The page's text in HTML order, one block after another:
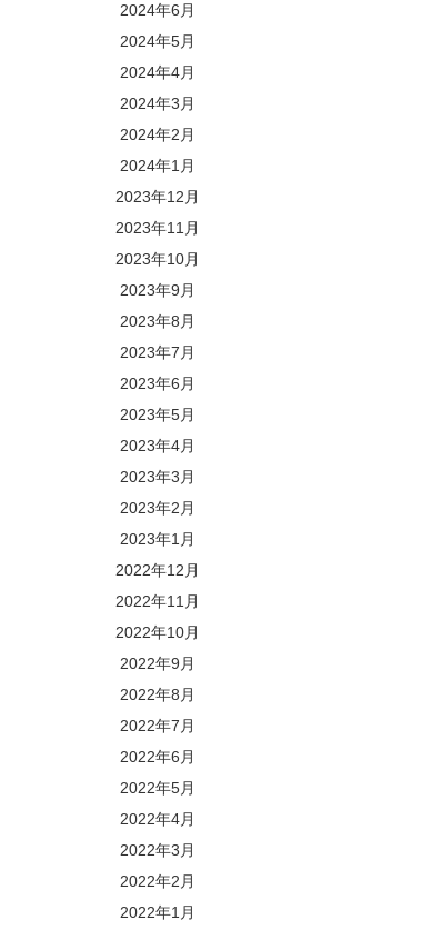
2024年6月
2024年5月
2024年4月
2024年3月
2024年2月
2024年1月
2023年12月
2023年11月
2023年10月
2023年9月
2023年8月
2023年7月
2023年6月
2023年5月
2023年4月
2023年3月
2023年2月
2023年1月
2022年12月
2022年11月
2022年10月
2022年9月
2022年8月
2022年7月
2022年6月
2022年5月
2022年4月
2022年3月
2022年2月
2022年1月